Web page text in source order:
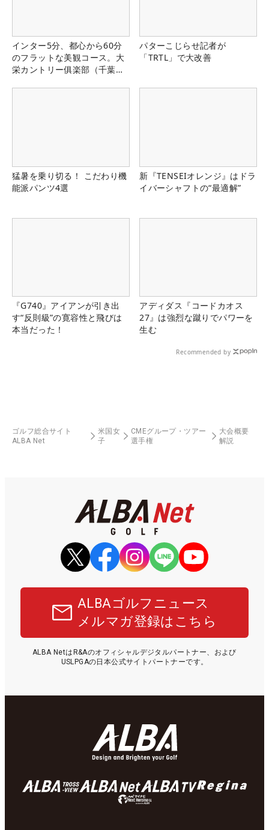
インター5分、都心から60分
のフラットな美観コース。大
栄カントリー俱楽部（千葉
パターこじらせ記者が
「TRTL」で大改善
猛暑を乗り切る！ こだわり機
能派パンツ4選
新『TENSEIオレンジ』はドラ
イバーシャフトの“最適解”
『G740』アイアンが引き出
す“反則級”の寛容性と飛びは
本当だった！
アディダス『コードカオス
27』は強烈な蹴りでパワーを
生む
Recommended by
ゴルフ総合サイト
ALBA Net
米国女
子
CMEグループ・ツアー
選手権
大会概要
解説
ALBAゴルフニュース
メルマガ登録はこちら
ALBA NetはR&Aのオフィシャルデジタルパートナー、および
USLPGAの日本公式サイトパートナーです。